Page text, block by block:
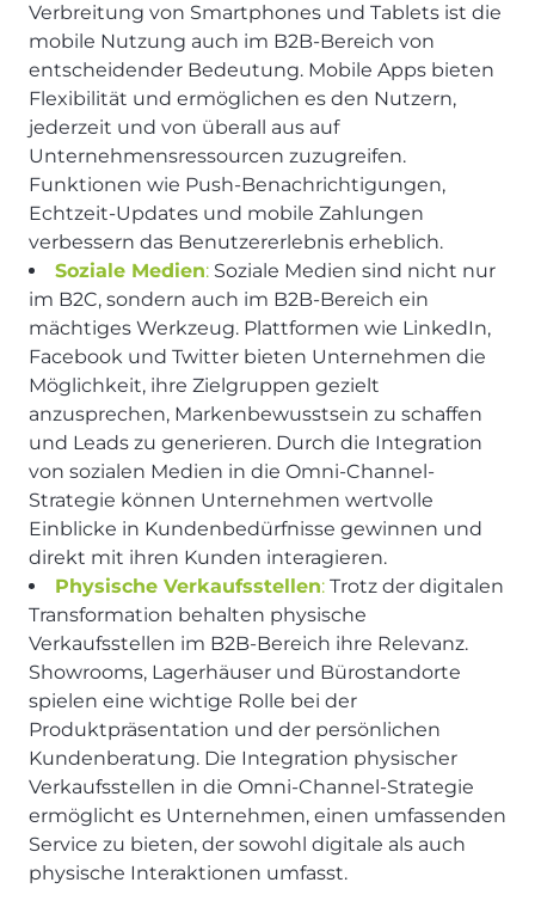
Verbreitung von Smartphones und Tablets ist die
mobile Nutzung auch im B2B-Bereich von
entscheidender Bedeutung. Mobile Apps bieten
Flexibilität und ermöglichen es den Nutzern,
jederzeit und von überall aus auf
Unternehmensressourcen zuzugreifen.
Funktionen wie Push-Benachrichtigungen,
Echtzeit-Updates und mobile Zahlungen
verbessern das Benutzererlebnis erheblich.
Soziale Medien: Soziale Medien sind nicht nur
im B2C, sondern auch im B2B-Bereich ein
mächtiges Werkzeug. Plattformen wie LinkedIn,
Facebook und Twitter bieten Unternehmen die
Möglichkeit, ihre Zielgruppen gezielt
anzusprechen, Markenbewusstsein zu schaffen
und Leads zu generieren. Durch die Integration
von sozialen Medien in die Omni-Channel-
Strategie können Unternehmen wertvolle
Einblicke in Kundenbedürfnisse gewinnen und
direkt mit ihren Kunden interagieren.
Physische Verkaufsstellen: Trotz der digitalen
Transformation behalten physische
Verkaufsstellen im B2B-Bereich ihre Relevanz.
Showrooms, Lagerhäuser und Bürostandorte
spielen eine wichtige Rolle bei der
Produktpräsentation und der persönlichen
Kundenberatung. Die Integration physischer
Verkaufsstellen in die Omni-Channel-Strategie
ermöglicht es Unternehmen, einen umfassenden
Service zu bieten, der sowohl digitale als auch
physische Interaktionen umfasst.